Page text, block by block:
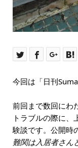
今回は「日刊
前回まで数回にわ
トラブルの際に
験談です。公開時
難関は入居者さん